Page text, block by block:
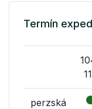
Termín
perzská